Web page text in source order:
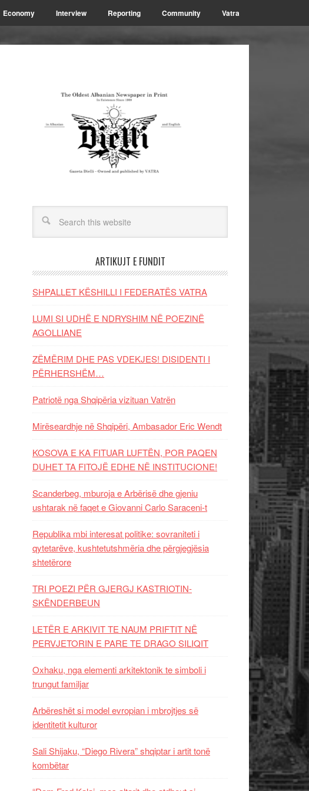
Economy Interview Reporting Community Vatra
ARTIKUJT E FUNDIT
SHPALLET KËSHILLI I FEDERATËS VATRA
LUMI SI UDHË E NDRYSHIM NË POEZINË
AGOLLIANE
ZËMËRIM DHE PAS VDEKJES! DISIDENTI I
PËRHERSHËM…
Patriotë nga Shqipëria vizituan Vatrën
Mirëseardhje në Shqipëri, Ambasador Eric Wendt
KOSOVA E KA FITUAR LUFTËN, POR PAQEN
DUHET TA FITOJË EDHE NË INSTITUCIONE!
Scanderbeg, mburoja e Arbërisë dhe gjeniu
ushtarak në faqet e Giovanni Carlo Saraceni-t
Republika mbi interesat politike: sovraniteti i
qytetarëve, kushtetutshmëria dhe përgjegjësia
shtetërore
TRI POEZI PËR GJERGJ KASTRIOTIN-
SKËNDERBEUN
LETËR E ARKIVIT TE NAUM PRIFTIT NË
PERVJETORIN E PARE TE DRAGO SILIQIT
Oxhaku, nga elementi arkitektonik te simboli i
trungut familjar
Arbëreshët si model evropian i mbrojtjes së
identitetit kulturor
Sali Shijaku, “Diego Rivera” shqiptar i artit tonë
kombëtar